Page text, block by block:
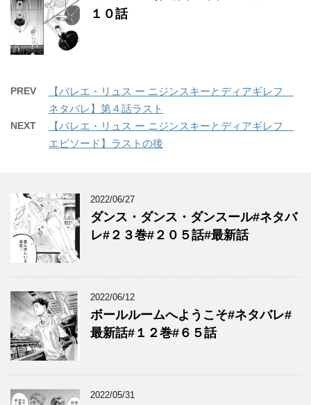
１０話
PREV
【バレエ・リュス ー ニジンスキーとディアギレフ
ネタバレ】第４話ラスト
NEXT
【バレエ・リュス ー ニジンスキーとディアギレフ
エピソード】ラストの後
2022/06/27
ダンス・ダンス・ダンスール#ネタバ
レ#２３巻#２０５話#最新話
2022/06/12
ボールルームへようこそ#ネタバレ#
最新話#１２巻#６５話
2022/05/31